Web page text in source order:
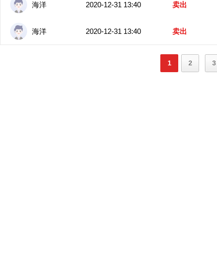
海洋 2020-12-31 13:40 卖出
海洋 2020-12-31 13:40 卖出
1 2 3